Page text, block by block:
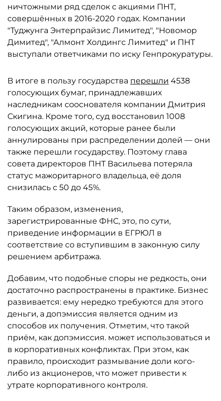
ничтожными ряд сделок с акциями ПНТ,
совершённых в 2016-2020 годах. Компании
"Туджунга Энтерпрайзис Лимитед", "Новомор
Димитед", "Алмонт Холдингс Лимитед" и ПНТ
выступали ответчиками по иску Генпрокуратуры.
В итоге в пользу государства перешли 4538
голосующих бумаг, принадлежавших
наследникам сооснователя компании Дмитрия
Скигина. Кроме того, суд восстановил 1008
голосующих акций, которые ранее были
аннулированы при распределении долей — они
также перешли государству. Поэтому глава
совета директоров ПНТ Васильева потеряла
статус мажоритарного владельца, её доля
снизилась с 50 до 45%.
Таким образом, изменения,
зарегистрированные ФНС, это, по сути,
приведение информации в ЕГРЮЛ в
соответствие со вступившим в законную силу
решением арбитража.
Добавим, что подобные споры не редкость, они
достаточно распространены в практике. Бизнес
развивается: ему нередко требуются для этого
деньги, а допэмиссия является одним из
способов их получения. Отметим, что такой
приём, как допэмиссия. может использоваться и
в корпоративных конфликтах. При этом, как
правило, происходит размывание доли кого-
либо из акционеров, что может привести к
утрате корпоративного контроля.